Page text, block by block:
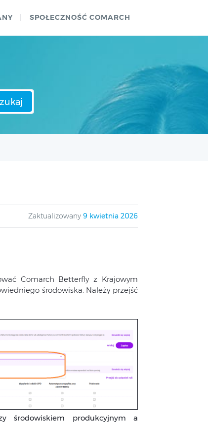
SPOŁECZNOŚĆ COMARCH
Zaktualizowany 9 kwietnia 2026
Comarch Betterfly z Krajowym
środowiska. Należy przejść
środowiskiem produkcyjnym a